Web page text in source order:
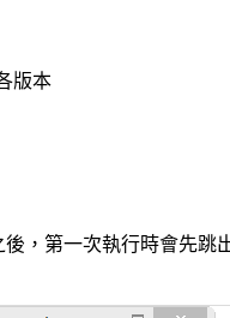
版本
後，第一次執行時會先